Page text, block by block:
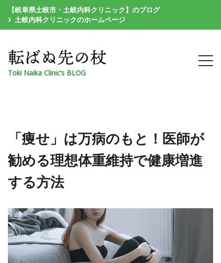
【岐阜県土岐市・土岐内科クリニック】のブログ
土岐内科クリニックのホームページ
Toki Naika Clinic’s BLOG
「痩せ」は万病のもと！医師が
勧める理想体重維持で健康増進
する方法